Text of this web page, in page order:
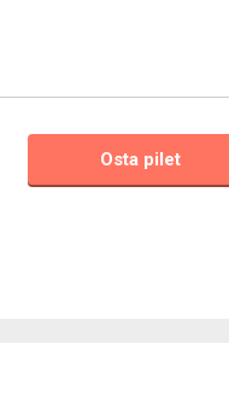
Osta pilet